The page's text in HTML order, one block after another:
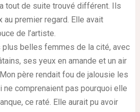
tout de suite trouvé différent. Ils
au premier regard. Elle avait
de l’artiste.
plus belles femmes de la cité, avec
ses yeux en amande et un air
père rendait fou de jalousie les
ne comprenaient pas pourquoi elle
ce raté. Elle aurait pu avoir